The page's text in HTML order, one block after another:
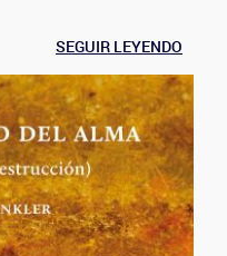
SEGUIR LEYENDO